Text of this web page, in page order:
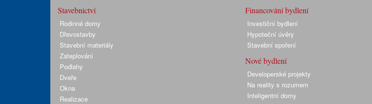
Stavebnictví
Rodinné domy
Dřevostavby
Stavební materiály
Zateplování
Podlahy
Dveře
Okna
Realizace
Financování bydlení
Investiční bydlení
Hypoteční úvěry
Stavební spoření
Nové bydlení
Developerské projekty
Na reality s rozumem
Inteligentní domy